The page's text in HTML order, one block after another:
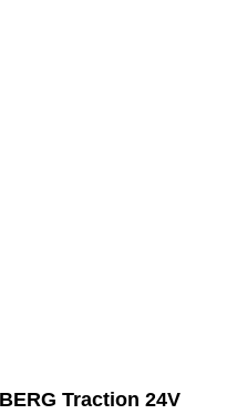
Traction 24V